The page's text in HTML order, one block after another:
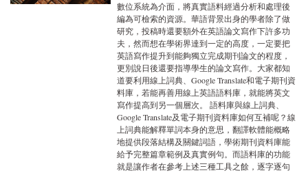
數位系統為介面，將真實語料經過分析和處理後
編為可檢索的資源。華語背景出身的學者除了做
研究，投稿時還要額外在英語論文寫作下許多功
夫，然而想在學術界達到一定的高度，一定要把
英語寫作提升到能夠獨立完成期刊論文的程度，
更別說日後還要指導學生的論文寫作。大家都知
道要利用線上詞典、Google Translate和電子期刊資
料庫，若能再善用線上英語語料庫，就能將英文
寫作提高到另一個層次。 語料庫與線上詞典、
Google Translate及電子期刊資料庫如何互補呢？線
上詞典能解釋單詞本身的意思，翻譯軟體能概略
地提供段落結構及關鍵詞語，學術期刊資料庫能
給予完整篇章範例及真實例句。而語料庫的功能
就是讓作者在參考上述三種工具之餘，逐字逐句